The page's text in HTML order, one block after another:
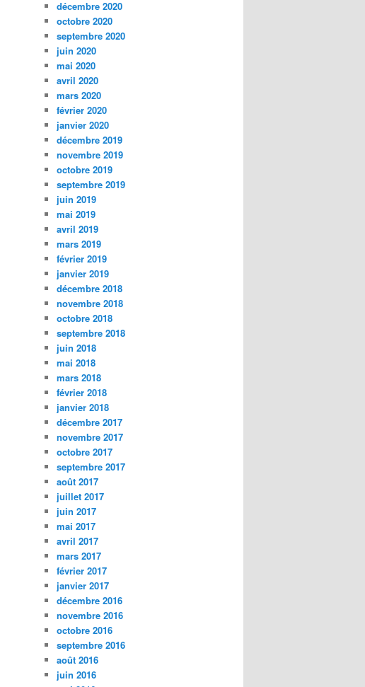
décembre 2020
octobre 2020
septembre 2020
juin 2020
mai 2020
avril 2020
mars 2020
février 2020
janvier 2020
décembre 2019
novembre 2019
octobre 2019
septembre 2019
juin 2019
mai 2019
avril 2019
mars 2019
février 2019
janvier 2019
décembre 2018
novembre 2018
octobre 2018
septembre 2018
juin 2018
mai 2018
mars 2018
février 2018
janvier 2018
décembre 2017
novembre 2017
octobre 2017
septembre 2017
août 2017
juillet 2017
juin 2017
mai 2017
avril 2017
mars 2017
février 2017
janvier 2017
décembre 2016
novembre 2016
octobre 2016
septembre 2016
août 2016
juin 2016